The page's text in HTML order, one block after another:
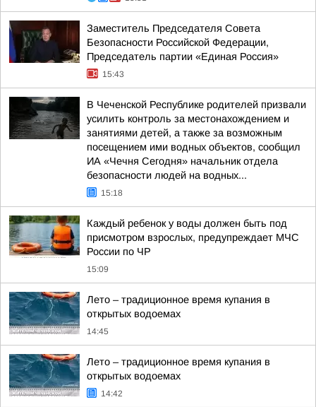
Заместитель Председателя Совета
Безопасности Российской Федерации,
Председатель партии «Единая Россия»
15:43
В Чеченской Республике родителей призвали
усилить контроль за местонахождением и
занятиями детей, а также за возможным
посещением ими водных объектов, сообщил
ИА «Чечня Сегодня» начальник отдела
безопасности людей на водных...
15:18
Каждый ребенок у воды должен быть под
присмотром взрослых, предупреждает МЧС
России по ЧР
15:09
Лето – традиционное время купания в
открытых водоемах
14:45
Лето – традиционное время купания в
открытых водоемах
14:42